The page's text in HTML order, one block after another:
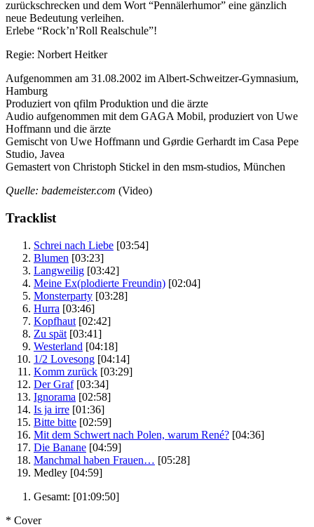
zurückschrecken und dem Wort “Pennälerhumor” eine gänzlich
neue Bedeutung verleihen.
Erlebe “Rock’n’Roll Realschule”!
Regie: Norbert Heitker
Aufgenommen am 31.08.2002 im Albert-Schweitzer-Gymnasium,
Hamburg
Produziert von qfilm Produktion und die ärzte
Audio aufgenommen mit dem GAGA Mobil, produziert von Uwe
Hoffmann und die ärzte
Gemischt von Uwe Hoffmann und Gørdie Gerhardt im Casa Pepe
Studio, Javea
Gemastert von Christoph Stickel in den msm-studios, München
Quelle: bademeister.com (Video)
Tracklist
Schrei nach Liebe [03:54]
Blumen [03:23]
Langweilig [03:42]
Meine Ex(plodierte Freundin) [02:04]
Monsterparty [03:28]
Hurra [03:46]
Kopfhaut [02:42]
Zu spät [03:41]
Westerland [04:18]
1/2 Lovesong [04:14]
Komm zurück [03:29]
Der Graf [03:34]
Ignorama [02:58]
Is ja irre [01:36]
Bitte bitte [02:59]
Mit dem Schwert nach Polen, warum René? [04:36]
Die Banane [04:59]
Manchmal haben Frauen… [05:28]
Medley [04:59]
Gesamt: [01:09:50]
* Cover